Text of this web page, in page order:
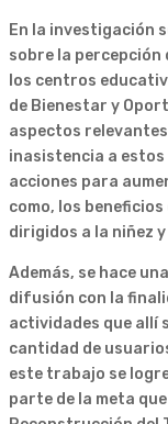
En la investigación
sobre la percepción
los centros
de Bienestar y
aspectos
inasistencia a
acciones para
como, los
dirigidos a la niñez
Además, se hace
difusión con la
actividades que allí
cantidad de
este trabajo se
parte de la meta